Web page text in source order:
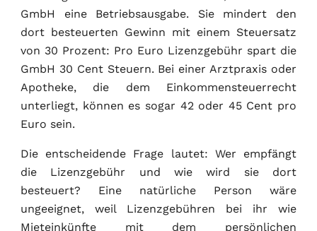
GmbH eine Betriebsausgabe. Sie mindert den
dort besteuerten Gewinn mit einem Steuersatz
von 30 Prozent: Pro Euro Lizenzgebühr spart die
GmbH 30 Cent Steuern. Bei einer Arztpraxis oder
Apotheke, die dem Einkommensteuerrecht
unterliegt, können es sogar 42 oder 45 Cent pro
Euro sein.
Die entscheidende Frage lautet: Wer empfängt
die Lizenzgebühr und wie wird sie dort
besteuert? Eine natürliche Person wäre
ungeeignet, weil Lizenzgebühren bei ihr wie
Mieteinkünfte mit dem persönlichen